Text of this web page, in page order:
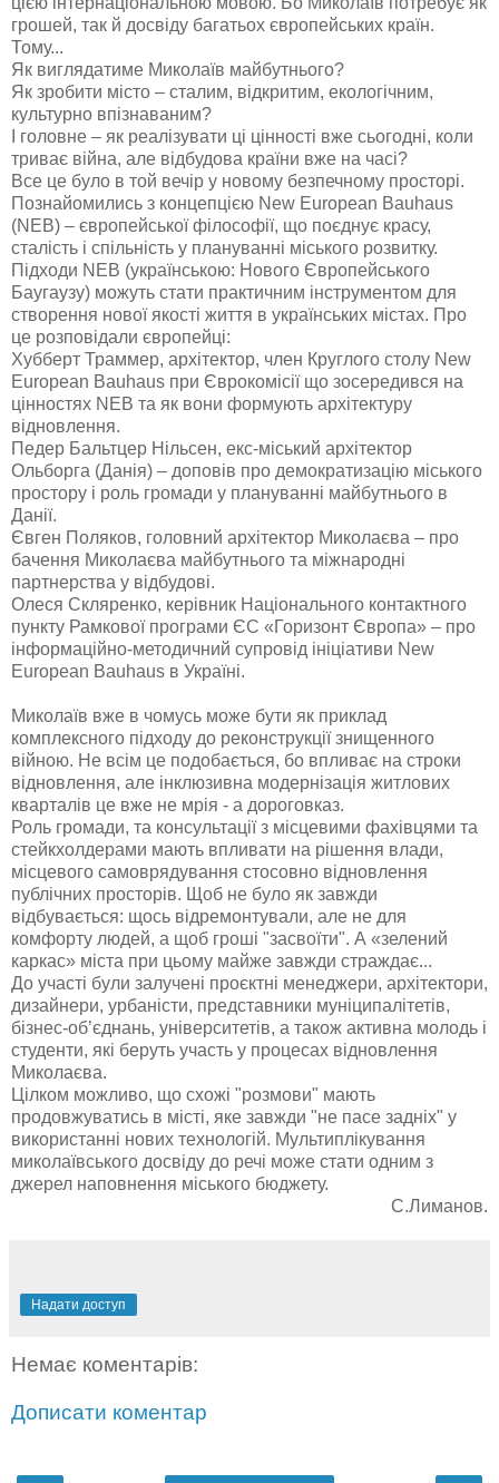
грошей, так й досвіду багатьох європейських країн.
Тому...
Як виглядатиме Миколаїв майбутнього?
Як зробити місто – сталим, відкритим, екологічним,
культурно впізнаваним?
І головне – як реалізувати ці цінності вже сьогодні, коли
триває війна, але відбудова країни вже на часі?
Все це було в той вечір у новому безпечному просторі.
Познайомились з концепцією New European Bauhaus
(NEB) – європейської філософії, що поєднує красу,
сталість і спільність у плануванні міського розвитку.
Підходи NEB (українською: Нового Європейського
Баугаузу) можуть стати практичним інструментом для
створення нової якості життя в українських містах. Про
це розповідали європейці:
Хубберт Траммер, архітектор, член Круглого столу New
European Bauhaus при Єврокомісії що зосередився на
цінностях NEB та як вони формують архітектуру
відновлення.
Педер Бальтцер Нільсен, екс-міський архітектор
Ольборга (Данія) – доповів про демократизацію міського
простору і роль громади у плануванні майбутнього в
Данії.
Євген Поляков, головний архітектор Миколаєва – про
бачення Миколаєва майбутнього та міжнародні
партнерства у відбудові.
Олеся Скляренко, керівник Національного контактного
пункту Рамкової програми ЄС «Горизонт Європа» – про
інформаційно-методичний супровід ініціативи New
European Bauhaus в Україні.
Миколаїв вже в чомусь може бути як приклад
комплексного підходу до реконструкції знищенного
війною. Не всім це подобається, бо впливає на строки
відновлення, але інклюзивна модернізація житлових
кварталів це вже не мрія - а дороговказ.
Роль громади, та консультації з місцевими фахівцями та
стейкхолдерами мають впливати на рішення влади,
місцевого самоврядування стосовно відновлення
публічних просторів. Щоб не було як завжди
відбувається: щось відремонтували, але не для
комфорту людей, а щоб гроші "засвоїти". А «зелений
каркас» міста при цьому майже завжди страждає...
До участі були залучені проєктні менеджери, архітектори,
дизайнери, урбаністи, представники муніципалітетів,
бізнес-об’єднань, університетів, а також активна молодь і
студенти, які беруть участь у процесах відновлення
Миколаєва.
Цілком можливо, що схожі "розмови" мають
продовжуватись в місті, яке завжди "не пасе задніх" у
використанні нових технологій. Мультиплікування
миколаївського досвіду до речі може стати одним з
джерел наповнення міського бюджету.
С.Лиманов.
Надати доступ
Немає коментарів:
Дописати коментар